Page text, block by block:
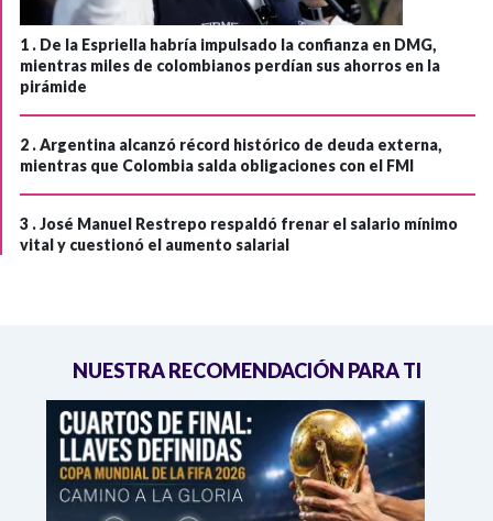
1 . De la Espriella habría impulsado la confianza en DMG,
mientras miles de colombianos perdían sus ahorros en la
pirámide
2 .Argentina alcanzó récord histórico de deuda externa,
mientras que Colombia salda obligaciones con el FMI
3 .José Manuel Restrepo respaldó frenar el salario mínimo
vital y cuestionó el aumento salarial
NUESTRA RECOMENDACIÓN PARA TI